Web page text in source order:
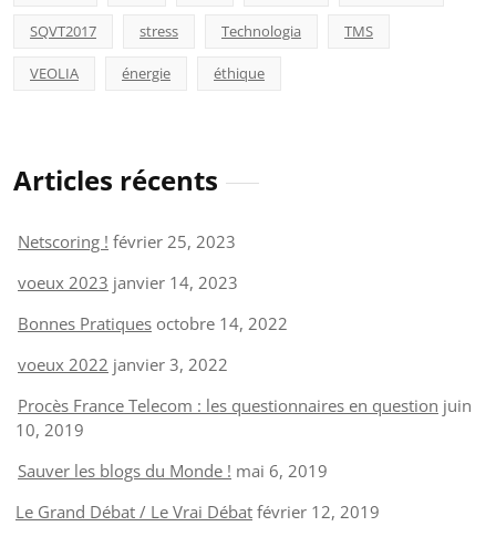
SQVT2017 stress Technologia TMS
VEOLIA énergie éthique
Articles récents
Netscoring ! février 25, 2023
voeux 2023 janvier 14, 2023
Bonnes Pratiques octobre 14, 2022
voeux 2022 janvier 3, 2022
Procès France Telecom : les questionnaires en question juin
10, 2019
Sauver les blogs du Monde ! mai 6, 2019
Le Grand Débat / Le Vrai Débat février 12, 2019